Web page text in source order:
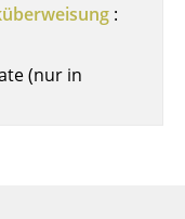
:
(nur in